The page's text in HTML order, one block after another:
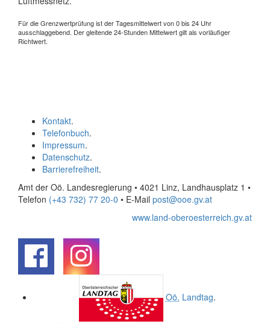
Für die Grenzwertprüfung ist der Tagesmittelwert von 0 bis 24 Uhr
ausschlaggebend. Der gleitende 24-Stunden Mittelwert gilt als vorläufiger
Richtwert.
Kontakt.
Telefonbuch.
Impressum.
Datenschutz.
Barrierefreiheit.
Amt der Oö. Landesregierung • 4021 Linz, Landhausplatz 1 •
Telefon (+43 732) 77 20-0 • E-Mail post@ooe.gv.at
www.land-oberoesterreich.gv.at
Oö. Landtag.